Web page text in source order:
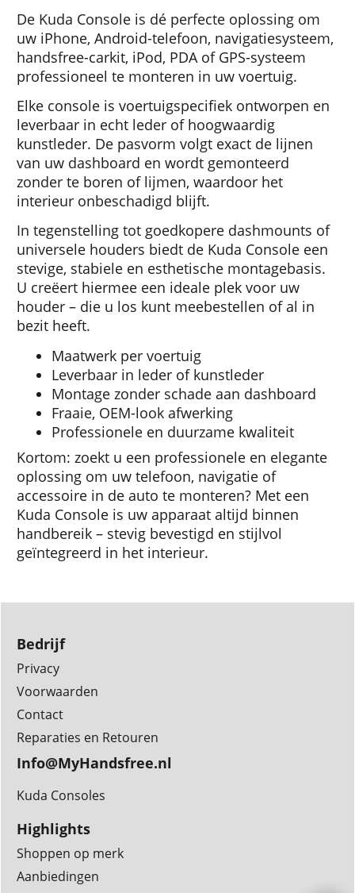
De Kuda Console is dé perfecte oplossing om
uw iPhone, Android-telefoon, navigatiesysteem,
handsfree-carkit, iPod, PDA of GPS-systeem
professioneel te monteren in uw voertuig.
Elke console is voertuigspecifiek ontworpen en
leverbaar in echt leder of hoogwaardig
kunstleder. De pasvorm volgt exact de lijnen
van uw dashboard en wordt gemonteerd
zonder te boren of lijmen, waardoor het
interieur onbeschadigd blijft.
In tegenstelling tot goedkopere dashmounts of
universele houders biedt de Kuda Console een
stevige, stabiele en esthetische montagebasis.
U creëert hiermee een ideale plek voor uw
houder – die u los kunt meebestellen of al in
bezit heeft.
Maatwerk per voertuig
Leverbaar in leder of kunstleder
Montage zonder schade aan dashboard
Fraaie, OEM-look afwerking
Professionele en duurzame kwaliteit
Kortom: zoekt u een professionele en elegante
oplossing om uw telefoon, navigatie of
accessoire in de auto te monteren? Met een
Kuda Console is uw apparaat altijd binnen
handbereik – stevig bevestigd en stijlvol
geïntegreerd in het interieur.
Bedrijf
Privacy
Voorwaarden
Contact
Reparaties en Retouren
Info@MyHandsfree.nl
Kuda Consoles
Highlights
Shoppen op merk
Aanbiedingen